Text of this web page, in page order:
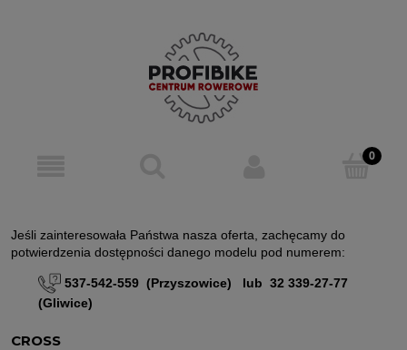
Jeśli zainteresowała Państwa nasza oferta, zachęcamy do
potwierdzenia dostępności danego modelu pod numerem:
537-542-559 (Przyszowice) lub 32 339-27-77
(Gliwice)
CROSS